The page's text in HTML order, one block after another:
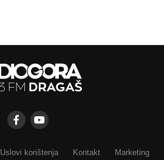
Uslovi korištenja Kontakt Marketing